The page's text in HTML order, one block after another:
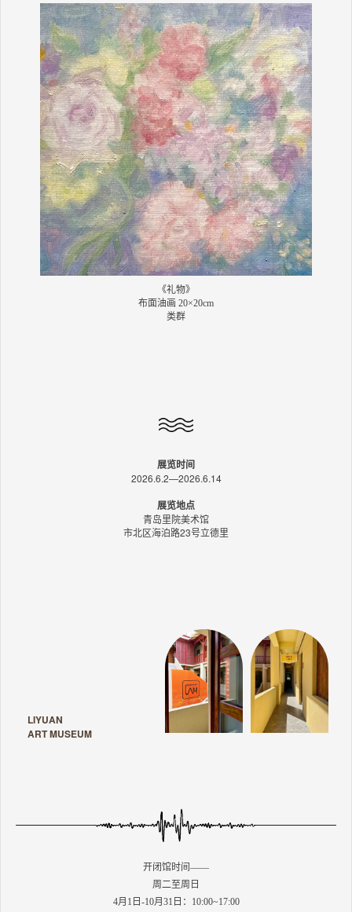
《礼物》
布面油画 20×20cm
类群
展览时间
2026.6.2—2026.6.14
展览地点
青岛里院美术馆
市北区海泊路23号立德里
LIYUAN
ART MUSEUM
开闭馆时间——
周二至周日
4月1日-10月31日：10:00~17:00